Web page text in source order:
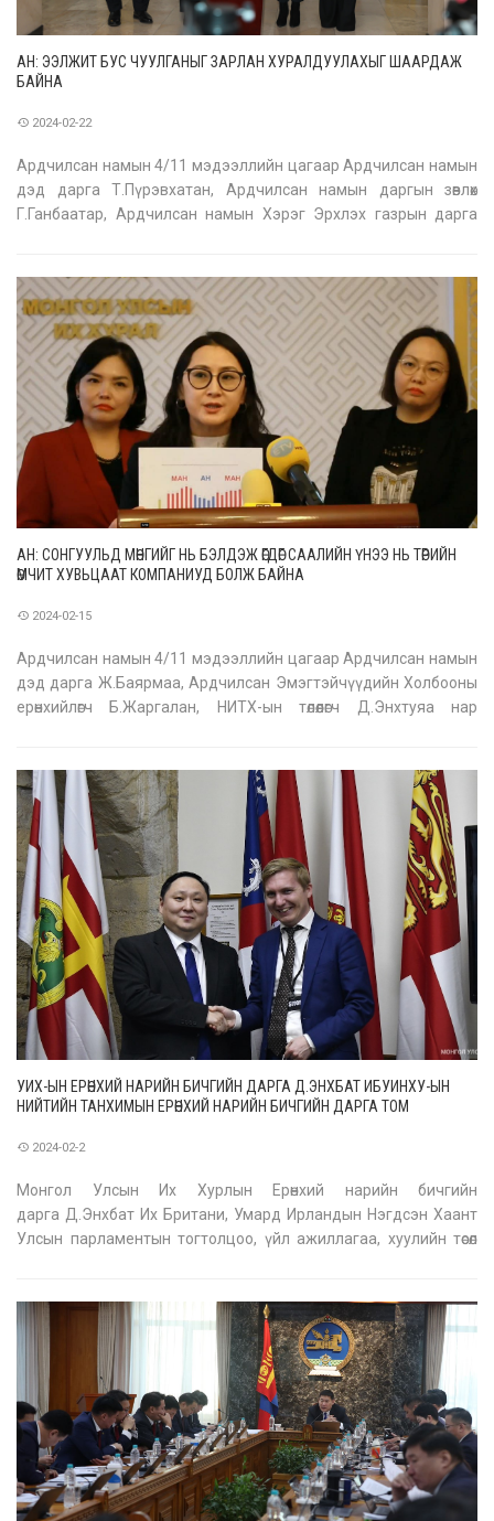
АН: ЭЭЛЖИТ БУС ЧУУЛГАНЫГ ЗАРЛАН ХУРАЛДУУЛАХЫГ ШААРДАЖ
БАЙНА
2024-02-22
Ардчилсан намын 4/11 мэдээллийн цагаар Ардчилсан намын
дэд дарга Т.Пүрэвхатан, Ардчилсан намын даргын зөвлөх
Г.Ганбаатар, Ардчилсан намын Хэрэг Эрхлэх газрын дарга
ын төлөөлөгч Д.Энхтуяа
АН: СОНГУУЛЬД МӨНГИЙГ НЬ БЭЛДЭЖ ӨГДӨГ СААЛИЙН ҮНЭЭ НЬ ТӨРИЙН
ӨМЧИТ ХУВЬЦААТ КОМПАНИУД БОЛЖ БАЙНА
2024-02-15
Ардчилсан намын 4/11 мэдээллийн цагаар Ардчилсан намын
дэд дарга Ж.Баярмаа, Ардчилсан Эмэгтэйчүүдийн Холбооны
ерөнхийлөгч Б.Жаргалан, НИТХ-ын төлөөлөгч Д.Энхтуяа нар
нүүрлэж буй авлигын т
УИХ-ЫН ЕРӨНХИЙ НАРИЙН БИЧГИЙН ДАРГА Д.ЭНХБАТ ИБУИНХУ-ЫН
НИЙТИЙН ТАНХИМЫН ЕРӨНХИЙ НАРИЙН БИЧГИЙН ДАРГА ТОМ
2024-02-2
Монгол Улсын Их Хурлын Ерөнхий нарийн бичгийн
дарга Д.Энхбат Их Британи, Умард Ирландын Нэгдсэн Хаант
Улсын парламентын тогтолцоо, үйл ажиллагаа, хуулийн төсөл
нийтийн боловсролыг